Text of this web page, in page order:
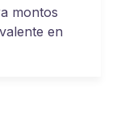
montos
en